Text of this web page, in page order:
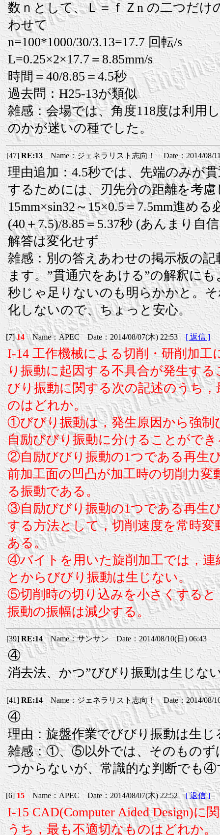
数ｎとして、Ｌ＝ｆＺn の二つだけ
わせて
n=100*1000/30/3.13=17.7 回転/s
L=0.25×2×17.7＝8.85mm/s
時間＝40/8.85＝4.5秒
過去問：H25-13が類似
雑感：会場では、角度118度は利用
のかが迷いの種でした。
[47]RE:13Name：ジェネラリスト志向！ Date：2014/08/
理由追加：4.5秒では、先端のみが
するためには、刃先分の距離を考慮
15mm×sin32～15×0.5＝7.5mm進め
(40＋7.5)/8.85＝5.37秒 (あんまり自
解答は変化せず
雑感：別の答えあわせの掲示板の
ます。”貫通穴をあける”の解釈に
秒じゃ足りないのも明らかかと。
化しないので、ちょっと安心。
[7]14Name：APEC Date：2014/08/07(木) 22:53[ 返信 ]
I-14 工作機械による切削・研削加工
り振動に起因する不具合が発生す
びり振動に関する次の記述のうち
のはどれか。
①びびり振動は，発生原因から強制
自励びびり振動に分けることができ
②自励びびり振動の1つである再生
前加工面の凹凸が加工時の切削力変
る振動である。
③自励びびり振動の1つである再生
する方法として，切削速度を常時変
ある。
④バイトを用いた旋削加工では，連
とからびびり振動は生じない。
⑤切削時の切り込みを小さくすると
振動の振幅は減少する。
[39]RE:14Name：サンサン Date：2014/08/10(日) 06:43
④
消去法、かつ”びびり振動は生じな
[41]RE:14Name：ジェネラリスト志向！ Date：2014/08/
④
理由：旋盤作業でびびり振動は生じ
雑感：①、⑤以外では、そのものず
つからないが、常識的な判断でも④
[6]15Name：APEC Date：2014/08/07(木) 22:52[ 返信 ]
I-15 CAD(Computer Aided Design)に
うち，最も不適切なものはどれか。